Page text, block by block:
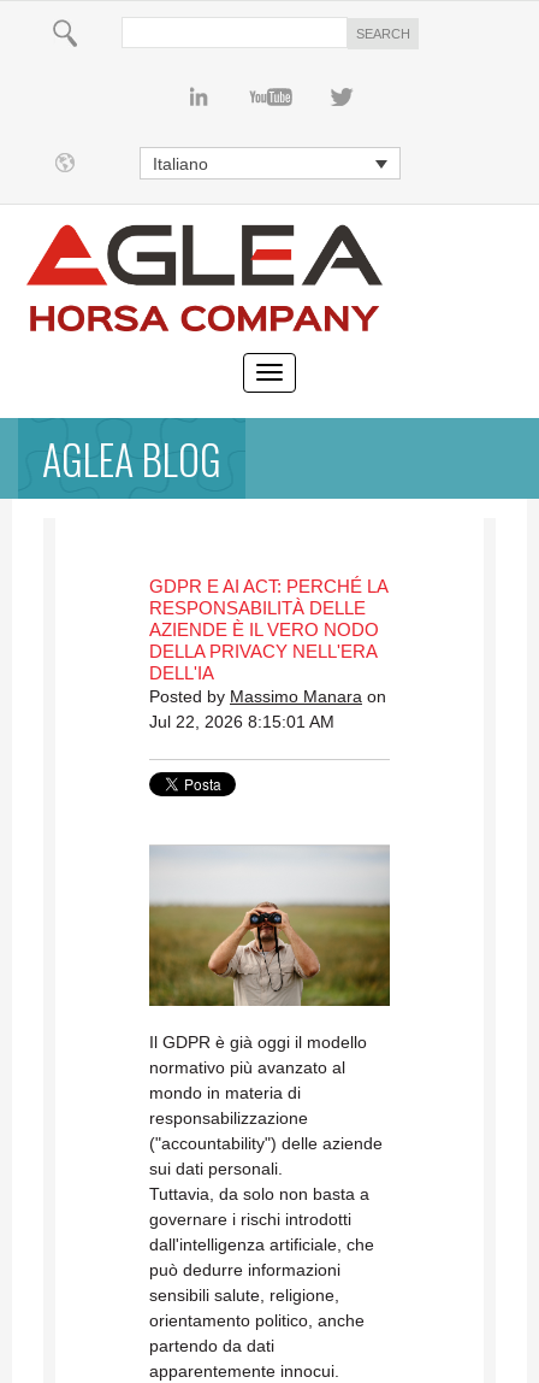
Italiano
AGLEA BLOG
GDPR E AI ACT: PERCHÉ LA
RESPONSABILITÀ DELLE
AZIENDE È IL VERO NODO
DELLA PRIVACY NELL'ERA
DELL'IA
Posted by Massimo Manara on
Jul 22, 2026 8:15:01 AM
Il GDPR è già oggi il modello
normativo più avanzato al
mondo in materia di
responsabilizzazione
("accountability") delle aziende
sui dati personali.
Tuttavia, da solo non basta a
governare i rischi introdotti
dall'intelligenza artificiale, che
può dedurre informazioni
sensibili salute, religione,
orientamento politico, anche
partendo da dati
apparentemente innocui.